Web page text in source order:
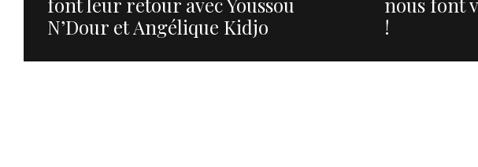
N’Dour et Angélique Kidjo
!